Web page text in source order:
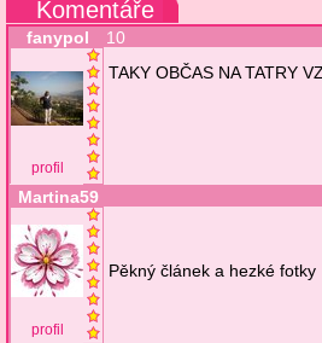
Komentáře
fanypol 10
profil
TAKY OBČAS NA TATRY
Martina59
profil
Pěkný článek a hezké fotky